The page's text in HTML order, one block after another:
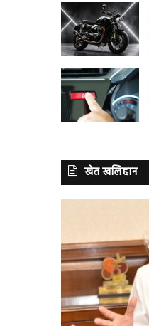
खेत खलिहान